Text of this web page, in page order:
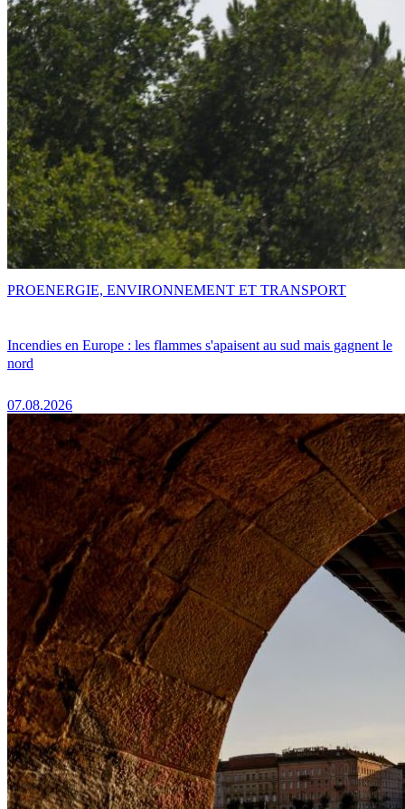
Incendies en Europe : les flammes s'apaisent au sud mais gagnent le
nord
07.08.2026
PROENERGIE, ENVIRONNEMENT ET TRANSPORT